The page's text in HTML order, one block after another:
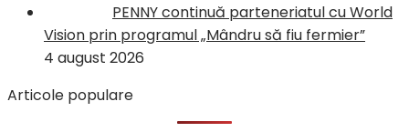
PENNY continuă parteneriatul cu World
Vision prin programul „Mândru să fiu fermier”
4 august 2026
Articole populare